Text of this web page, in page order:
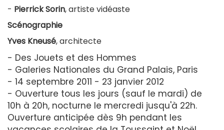
- Pierrick Sorin, artiste vidéaste
Scénographie
Yves Kneusé, architecte
- Des Jouets et des Hommes
- Galeries Nationales du Grand Palais, Paris
- 14 septembre 2011 - 23 janvier 2012
- Ouverture tous les jours (sauf le mardi) de
10h à 20h, nocturne le mercredi jusqu'à 22h.
Ouverture anticipée dès 9h pendant les